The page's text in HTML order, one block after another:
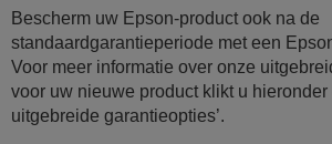
Bescherm uw Epson-product ook na de
standaardgarantieperiode met een
Voor meer informatie over onze
voor uw nieuwe product klikt u hieronder
uitgebreide garantieopties’.